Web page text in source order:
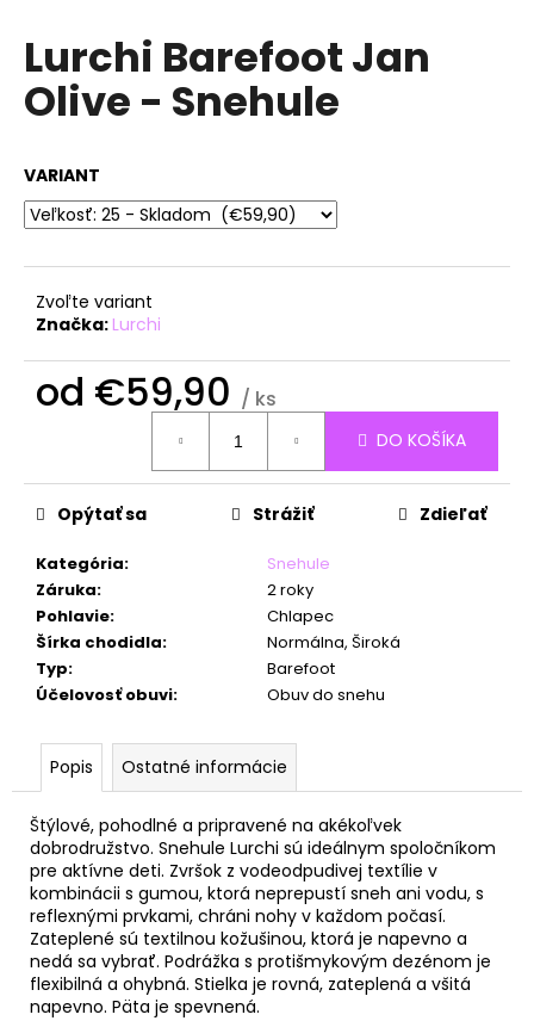
Lurchi Barefoot Jan
Olive - Snehule
VARIANT
Zvoľte variant
Značka:Lurchi
od €59,90 / ks
DO KOŠÍKA
Kategória:
Snehule
Záruka:
2 roky
Pohlavie:
Chlapec
Šírka chodidla:
Normálna, Široká
Typ:
Barefoot
Účelovosť obuvi: Obuv do snehu
Opýtať sa Strážiť Zdieľať
Popis Ostatné informácie
Štýlové, pohodlné a pripravené na akékoľvek
dobrodružstvo. Snehule Lurchi sú ideálnym spoločníkom
pre aktívne deti. Zvršok z vodeodpudivej textílie v
kombinácii s gumou, ktorá neprepustí sneh ani vodu, s
reflexnými prvkami, chráni nohy v každom počasí.
Zateplené sú textilnou kožušinou, ktorá je napevno a
nedá sa vybrať. Podrážka s protišmykovým dezénom je
flexibilná a ohybná. Stielka je rovná, zateplená a všitá
napevno. Päta je spevnená.
j
s
ť
O
d
r
ú
a
m
e